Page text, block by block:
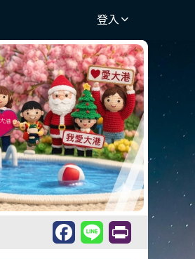
登入